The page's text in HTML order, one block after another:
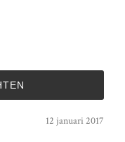
12 januari 2017